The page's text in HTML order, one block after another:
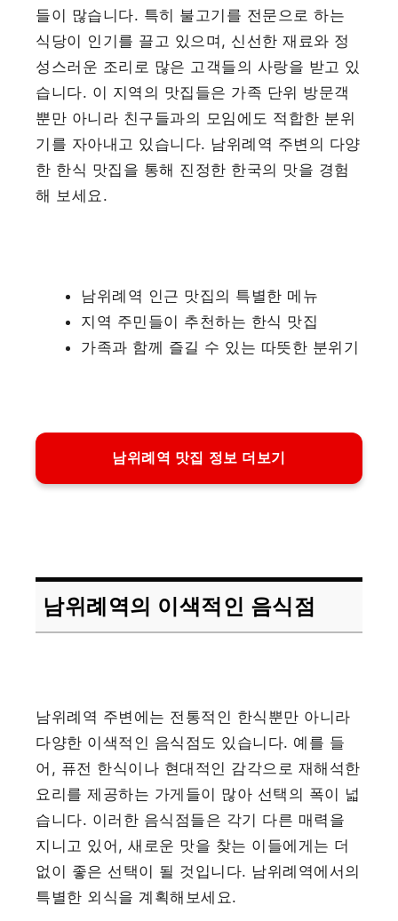
들이 많습니다. 특히 불고기를 전문으로 하는
식당이 인기를 끌고 있으며, 신선한 재료와 정
성스러운 조리로 많은 고객들의 사랑을 받고 있
습니다. 이 지역의 맛집들은 가족 단위 방문객
뿐만 아니라 친구들과의 모임에도 적합한 분위
기를 자아내고 있습니다. 남위례역 주변의 다양
한 한식 맛집을 통해 진정한 한국의 맛을 경험
해 보세요.
남위례역 인근 맛집의 특별한 메뉴
지역 주민들이 추천하는 한식 맛집
가족과 함께 즐길 수 있는 따뜻한 분위기
남위례역 맛집 정보 더보기
남위례역의 이색적인 음식점
남위례역 주변에는 전통적인 한식뿐만 아니라
다양한 이색적인 음식점도 있습니다. 예를 들
어, 퓨전 한식이나 현대적인 감각으로 재해석한
요리를 제공하는 가게들이 많아 선택의 폭이 넓
습니다. 이러한 음식점들은 각기 다른 매력을
지니고 있어, 새로운 맛을 찾는 이들에게는 더
없이 좋은 선택이 될 것입니다. 남위례역에서의
특별한 외식을 계획해보세요.